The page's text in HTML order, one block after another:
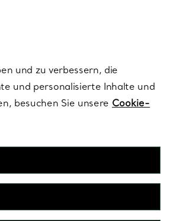
und zu verbessern, die
und personalisierte Inhalte und
besuchen Sie unsere Cookie-